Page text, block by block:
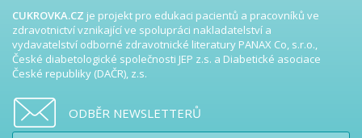
CUKROVKA.CZ je projekt pro edukaci pacientů a pracovníků ve
zdravotnictví vznikající ve spolupráci nakladatelství a
vydavatelství odborné zdravotnické literatury PANAX Co, s.r.o.,
České diabetologické společnosti JEP z.s. a Diabetické asociace
České republiky (DAČR), z.s.
ODBĚR NEWSLETTERŮ